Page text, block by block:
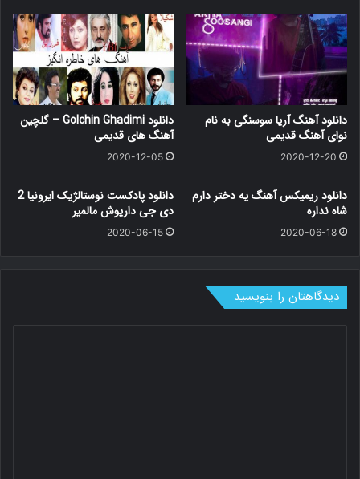
دانلود آهنگ آریا سوسنگی به نام
نوای آهنگ قدیمی
2020-12-20
دانلود Golchin Ghadimi – گلچین
آهنگ های قدیمی
2020-12-05
دانلود ریمیکس آهنگ یه دختر دارم
شاه نداره
2020-06-18
دانلود پادکست نوستالژیک ایرونیا 2
دی جی داریوش مالمیر
2020-06-15
دیدگاهتان را بنویسید